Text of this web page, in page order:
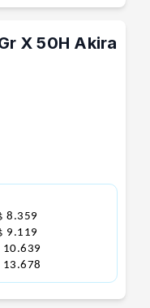
X 50H Akira
8.359
9.119
10.639
13.678